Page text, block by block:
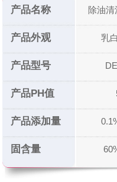
产品名称
产品外观
产品型号
产品PH值
产品添加量
固含量
除油清
乳